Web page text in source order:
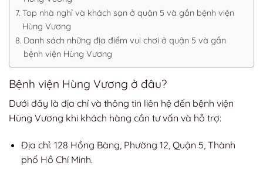
Top nhà nghỉ và khách sạn ở quận 5 và gần bệnh viện
Hùng Vương
Danh sách những địa điểm vui chơi ở quận 5 và gần
bệnh viện Hùng Vương
Bệnh viện Hùng Vương ở đâu?
Dưới đây là địa chỉ và thông tin liên hệ đến bệnh viện
Hùng Vương khi khách hàng cần tư vấn và hỗ trợ:
Địa chỉ: 128 Hồng Bàng, Phường 12, Quận 5, Thành
phố Hồ Chí Minh.